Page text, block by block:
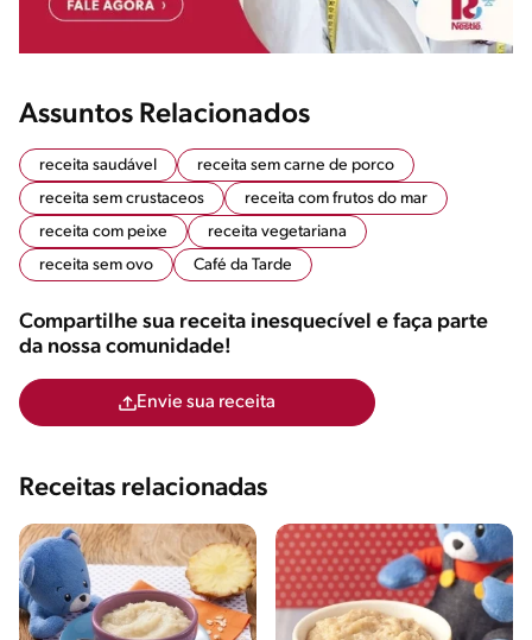
Assuntos Relacionados
receita saudável
receita sem carne de porco
receita sem crustaceos
receita com frutos do mar
receita com peixe
receita vegetariana
receita sem ovo
Café da Tarde
Compartilhe sua receita inesquecível e faça parte
da nossa comunidade!
Envie sua receita
Receitas relacionadas